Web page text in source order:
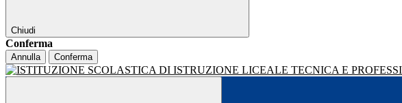
Chiudi
Conferma
Annulla Conferma